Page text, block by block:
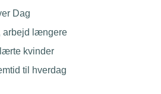
TEKNIQ app
Dag
arbejd længere
kvinder
til hverdag